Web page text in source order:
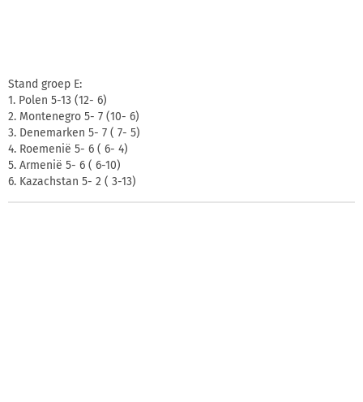
Stand groep E:
1. Polen 5-13 (12- 6)
2. Montenegro 5- 7 (10- 6)
3. Denemarken 5- 7 ( 7- 5)
4. Roemenië 5- 6 ( 6- 4)
5. Armenië 5- 6 ( 6-10)
6. Kazachstan 5- 2 ( 3-13)